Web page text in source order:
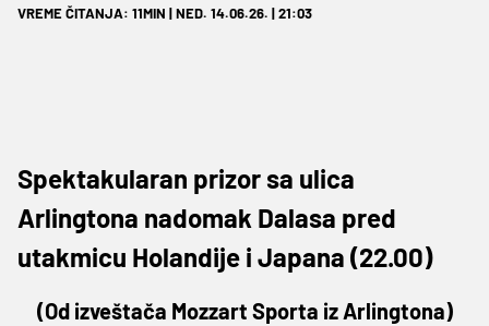
VREME ČITANJA: 11MIN | NED. 14.06.26. | 21:03
Spektakularan prizor sa ulica
Arlingtona nadomak Dalasa pred
utakmicu Holandije i Japana (22.00)
(Od izveštača Mozzart Sporta iz Arlingtona)